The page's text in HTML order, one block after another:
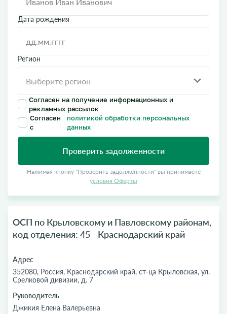
Дата рождения
Регион
Согласен на получение информационных и
рекламных рассылок
Согласен
с
политикой обработки персональных
данных
Проверить задолженности
Нажимая кнопку "Проверить задолженности" вы принимаете
условия Оферты
ОСП по Крыловскому и Павловскому районам,
код отделения: 45 - Краснодарский край
Адрес
352080, Россия, Краснодарский край, ст-ца Крыловская, ул.
Срелковой дивизии, д. 7
Руководитель
Джикия Елена Валерьевна